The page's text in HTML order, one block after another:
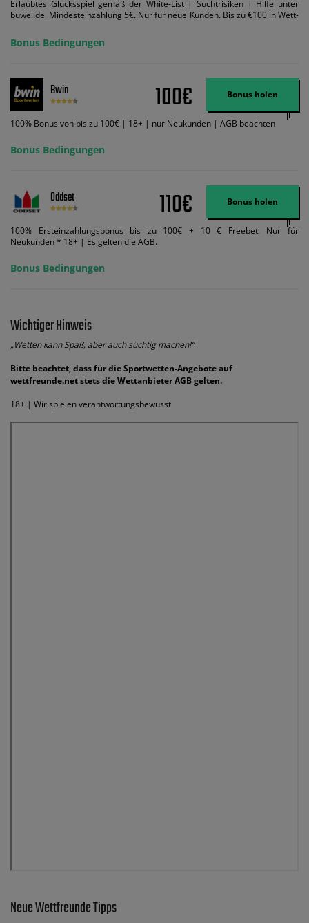
Erlaubtes Glücksspiel gemäß der White-List | Suchtrisiken | Hilfe unter
buwei.de. Mindesteinzahlung 5€. Nur für neue Kunden. Bis zu €100 in Wett-
ein und wir geben Ihnen die entsprechende qualifizierende Einzahlung in
Wett-Credits, wenn Sie qualifizierende Wetten im gleichen Wert platzieren
Wett-Credits aus. Es gelten die AGB, Zeitlimits und Ausnahmen. Der Bonus-
Code VIPANGEBOT kann während der Anmeldung benutzt werden, jedoch
ändert dies den Angebotsbetrag in keinster Weise.
Bonus Bedingungen
Bwin 100€ Bonus holen
100% Bonus von bis zu 100€ | 18+ | nur Neukunden | AGB beachten
Bonus Bedingungen
Oddset 110€ Bonus holen
100% Ersteinzahlungsbonus bis zu 100€ + 10 € Freebet. Nur für
Neukunden * 18+ | Es gelten die AGB.
Bonus Bedingungen
Wichtiger Hinweis
„Wetten kann Spaß, aber auch süchtig machen!“
Bitte beachtet, dass für die Sportwetten-Angebote auf
wettfreunde.net stets die Wettanbieter AGB gelten.
18+ | Wir spielen verantwortungsbewusst
Neue Wettfreunde Tipps